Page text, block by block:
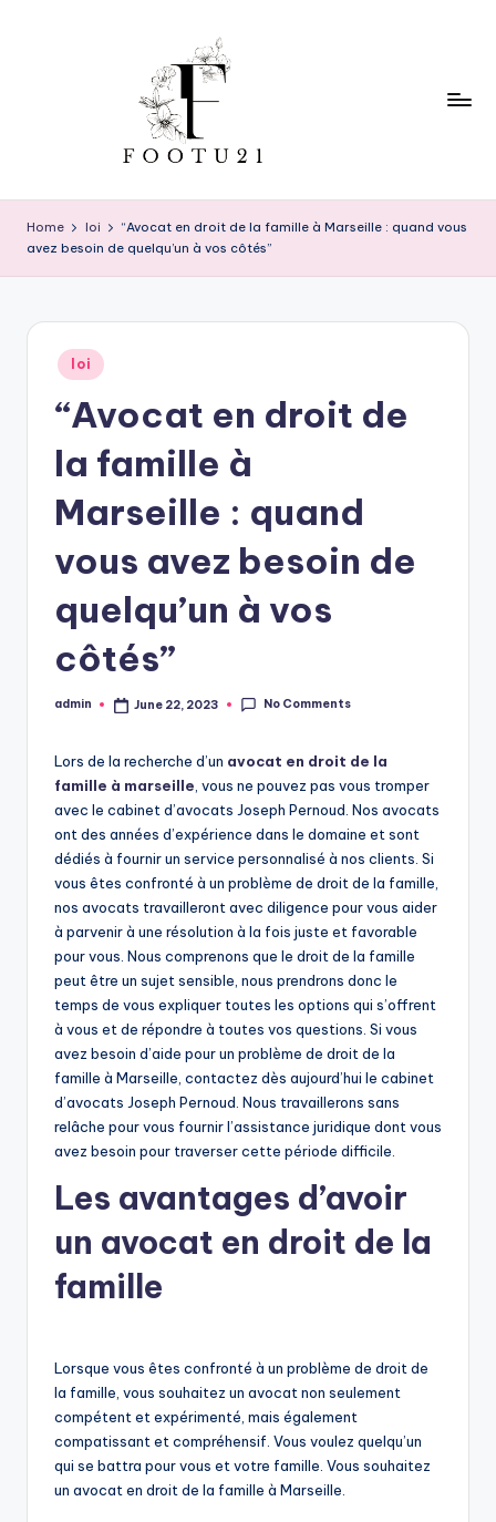
o
o
Home loi
“Avocat en droit de la famille à Marseille : quand vous
avez besoin de quelqu’un à vos côtés”
Posted
in
loi
“Avocat en droit de
la famille à
Marseille : quand
vous avez besoin de
quelqu’un à vos
côtés”
Posted
admin June 22, 2023 No Comments
Lors de la recherche d’un avocat en droit de la
famille à marseille , vous ne pouvez pas vous tromper
avec le cabinet d’avocats Joseph Pernoud. Nos avocats
ont des années d’expérience dans le domaine et sont
dédiés à fournir un service personnalisé à nos clients. Si
vous êtes confronté à un problème de droit de la famille,
nos avocats travailleront avec diligence pour vous aider
à parvenir à une résolution à la fois juste et favorable
pour vous. Nous comprenons que le droit de la famille
peut être un sujet sensible, nous prendrons donc le
temps de vous expliquer toutes les options qui s’offrent
à vous et de répondre à toutes vos questions. Si vous
avez besoin d’aide pour un problème de droit de la
famille à Marseille, contactez dès aujourd’hui le cabinet
d’avocats Joseph Pernoud. Nous travaillerons sans
relâche pour vous fournir l’assistance juridique dont vous
avez besoin pour traverser cette période difficile.
Les avantages d’avoir
un avocat en droit de la
famille
Lorsque vous êtes confronté à un problème de droit de
la famille, vous souhaitez un avocat non seulement
compétent et expérimenté, mais également
compatissant et compréhensif. Vous voulez quelqu’un
qui se battra pour vous et votre famille. Vous souhaitez
un avocat en droit de la famille à Marseille.